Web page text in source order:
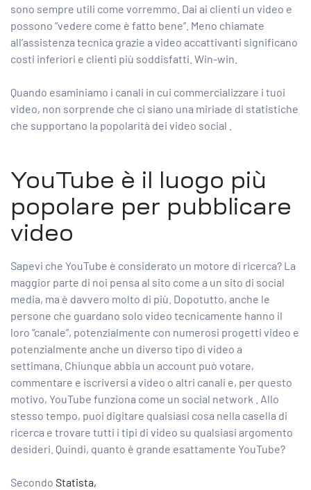
sono sempre utili come vorremmo. Dai ai clienti un video e
possono “vedere come è fatto bene”. Meno chiamate
all’assistenza tecnica grazie a video accattivanti significano
costi inferiori e clienti più soddisfatti. Win-win.
Quando esaminiamo i canali in cui commercializzare i tuoi
video, non sorprende che ci siano una miriade di statistiche
che supportano la popolarità dei video social
YouTube è il luogo più
popolare per pubblicare
video
Sapevi che YouTube è considerato un motore di ricerca? La
maggior parte di noi pensa al sito come a un sito di social
media, ma è davvero molto di più. Dopotutto, anche le
persone che guardano solo video tecnicamente hanno il
loro “canale”, potenzialmente con numerosi progetti video e
potenzialmente anche un diverso tipo di video a
settimana. Chiunque abbia un account può votare,
commentare e iscriversi a video o altri canali e, per questo
motivo, YouTube funziona come un social network . Allo
stesso tempo, puoi digitare qualsiasi cosa nella casella di
ricerca e trovare tutti i tipi di video su qualsiasi argomento
desideri. Quindi, quanto è grande esattamente YouTube?
Secondo Statista,